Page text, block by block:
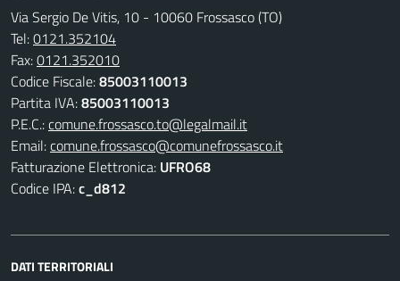
Via Sergio De Vitis, 10 - 10060 Frossasco (TO)
Tel:0121.352104
Fax:0121.352010
Codice Fiscale:85003110013
Partita IVA:85003110013
P.E.C.:comune.frossasco.to@legalmail.it
Email:comune.frossasco@comunefrossasco.it
Fatturazione Elettronica: UFRO68
Codice IPA:c_d812
DATI TERRITORIALI